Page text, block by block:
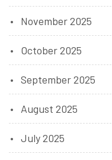
November 2025
October 2025
September 2025
August 2025
July 2025